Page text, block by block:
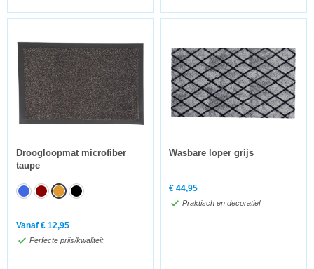
Droogloopmat microfiber
taupe
Vanaf € 12,95
Perfecte prijs/kwaliteit
Wasbare loper grijs
€ 44,95
Praktisch en decoratief